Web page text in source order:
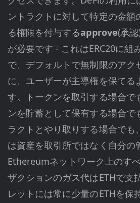
ントラクトに対して特定の金額
る権限を付与するapprove(承
が必要です - これはERC20に組
で、デフォルトで無制限のアク
に、ユーザーが主導権を保てる
す。トークンを取引する場合で
ンを貯蓄として保有する場合で
ラクトとやり取りする場合でも
は資産を取引所ではなく自分の
Ethereumネットワーク上のす
ザクションのガス代はETHで支
レットには常に少量のETHを保